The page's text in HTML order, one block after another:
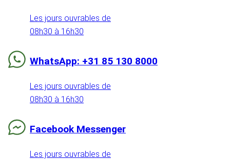
Les jours ouvrables de
08h30 à 16h30
WhatsApp: +31 85 130 8000
Les jours ouvrables de
08h30 à 16h30
Facebook Messenger
Les jours ouvrables de